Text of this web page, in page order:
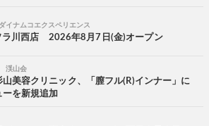
イナムコエクスペリエンス
ラ川西店 2026年8月7日(金)オープン
渓山会
美容クリニック、「膣フル(R)インナー」に
を新規追加